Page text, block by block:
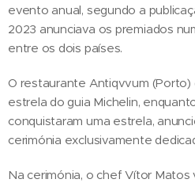
evento anual, segundo a
2023 anunciava os premiados
entre os dois países.
O restaurante Antiqvvum
estrela do guia Michelin,
conquistaram uma estrela,
cerimónia exclusivamente
Na cerimónia, o chef Vítor